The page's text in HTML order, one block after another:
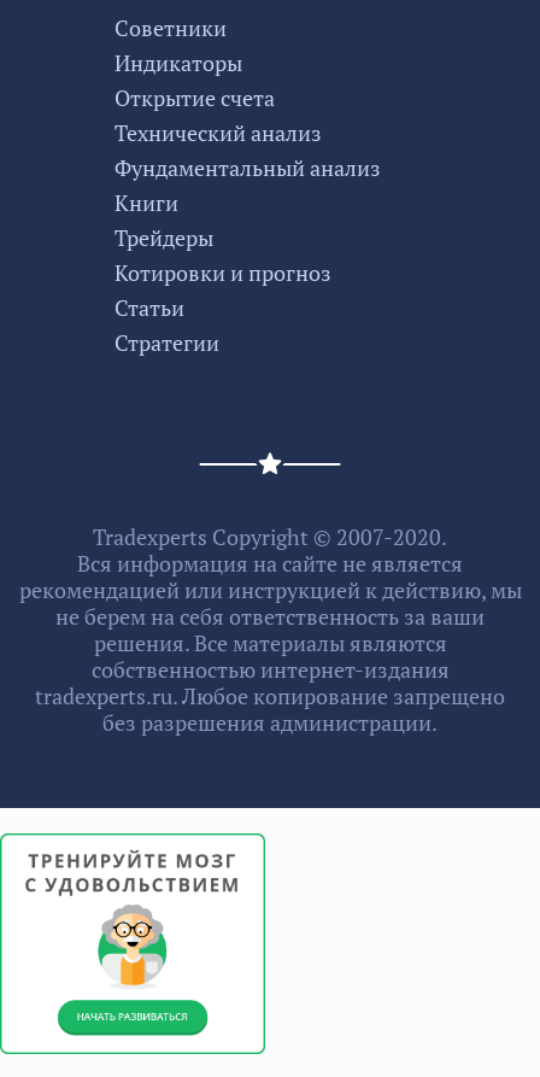
Советники
Индикаторы
Открытие счета
Технический анализ
Фундаментальный анализ
Книги
Трейдеры
Котировки и прогноз
Статьи
Стратегии
Tradexperts Copyright © 2007-2020.
Вся информация на сайте не является
рекомендацией или инструкцией к действию, мы
не берем на себя ответственность за ваши
решения. Все материалы являются
собственностью интернет-издания
tradexperts.ru. Любое копирование запрещено
без разрешения администрации.